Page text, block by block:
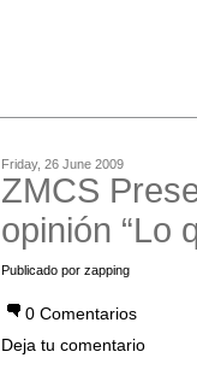
Friday, 26 June 2009
ZMCS
opinión “Lo
Publicado por zapping
0 Comentarios
Deja tu comentario